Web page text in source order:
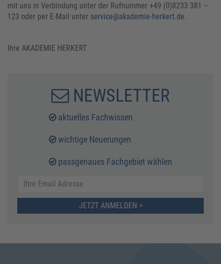
mit uns in Verbindung unter der Rufnummer +49 (0)8233 381 –
123 oder per E-Mail unter service@akademie-herkert.de.
Ihre AKADEMIE HERKERT
NEWSLETTER
aktuelles Fachwissen
wichtige Neuerungen
passgenaues Fachgebiet wählen
JETZT ANMELDEN >